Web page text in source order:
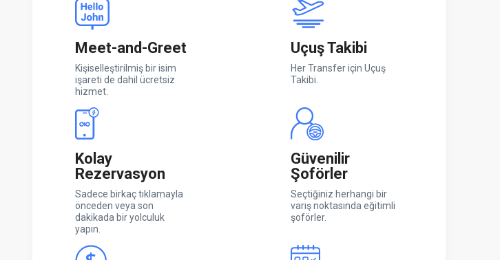
Meet-and-Greet
Kişiselleştirilmiş bir isim
işareti de dahil ücretsiz
hizmet.
Uçuş Takibi
Her Transfer için Uçuş
Takibi.
Kolay
Rezervasyon
Sadece birkaç tıklamayla
önceden veya son
dakikada bir yolculuk
yapın.
Güvenilir
Şoförler
Seçtiğiniz herhangi bir
varış noktasında eğitimli
şoförler.